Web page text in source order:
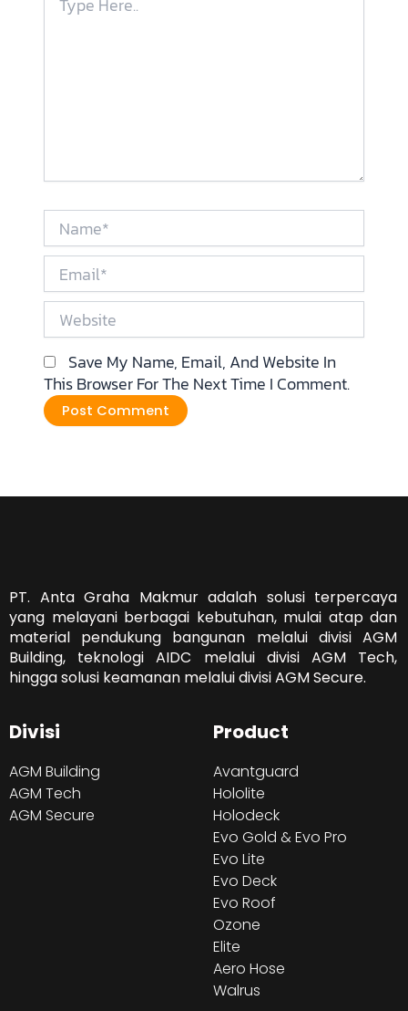
Here..
Name*
Email*
Website
Save My Name, Email, And Website In
This Browser For The Next Time I Comment.
PT. Anta Graha Makmur adalah solusi terpercaya
yang melayani berbagai kebutuhan, mulai atap dan
material pendukung bangunan melalui divisi AGM
Building, teknologi AIDC melalui divisi AGM Tech,
hingga solusi keamanan melalui divisi AGM Secure.
Divisi
AGM Building
AGM Tech
AGM Secure
Product
Avantguard
Hololite
Holodeck
Evo Gold & Evo Pro
Evo Lite
Evo Deck
Evo Roof
Ozone
Elite
Aero Hose
Walrus